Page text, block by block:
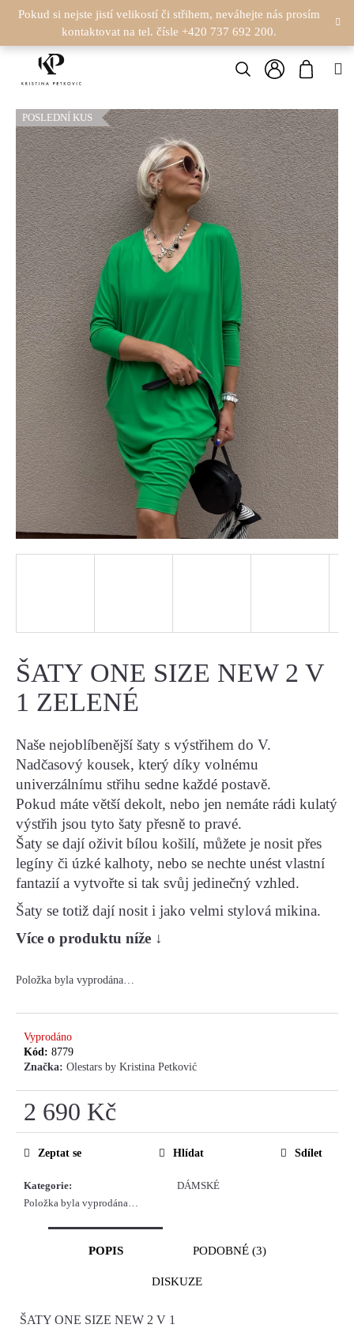
Pokud si nejste jistí velikostí či střihem, neváhejte nás prosím
kontaktovat na tel. čísle +420 737 692 200.
Hledat
Přihlášení
ŠATY ONE SIZE NEW 2 V
1 ZELENÉ
Naše nejoblíbenější šaty s výstřihem do V.
Nadčasový kousek, který díky volnému
univerzálnímu střihu sedne každé postavě.
Pokud máte větší dekolt, nebo jen nemáte rádi kulatý
výstřih jsou tyto šaty přesně to pravé.
Šaty se dají oživit bílou košilí, můžete je nosit přes
legíny či úzké kalhoty, nebo se nechte unést vlastní
fantazií a vytvořte si tak svůj jedinečný vzhled.
Šaty se totiž dají nosit i jako velmi stylová mikina.
Více o produktu níže ↓
Položka byla vyprodána…
Vyprodáno
Kód: 8779
Značka: Olestars by Kristina Petković
2 690 Kč
Měrná
cena:
Kategorie:
DÁMSKÉ
Položka byla vyprodána…
Zeptat se Hlídat Sdílet
POSLEDNÍ KUS
POPIS PODOBNÉ (3)
DISKUZE
ŠATY ONE SIZE NEW 2 V 1
K
O
K
Zpět
Zpět
O
P
O
T
Ř
E
B
U
J
E
T
E
N
A
J
?
HLEDAT
D
O
P
O
R
U
U
E
E